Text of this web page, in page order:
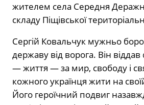
жителем села Середня
складу Піщівської
Сергій Ковальчук мужньо
державу від ворога. Він
— життя — за мир, свободу і
кожного українця жити на
Його героїчний подвиг